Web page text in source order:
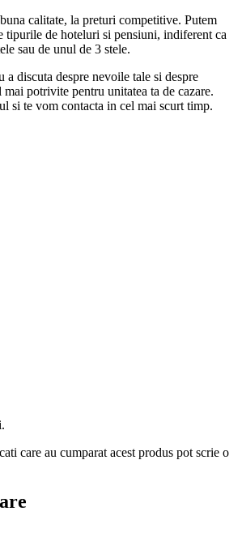
calitate, la preturi competitive. Putem
tipurile de hoteluri si pensiuni, indiferent ca
sau de unul de 3 stele.
a discuta despre nevoile tale si despre
mai potrivite pentru unitatea ta de cazare.
si te vom contacta in cel mai scurt timp.
care au cumparat acest produs pot scrie o